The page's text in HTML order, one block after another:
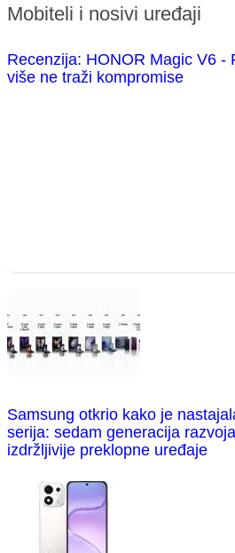
Mobiteli i nosivi uređaji
Recenzija: HONOR Magic V6 -
više ne traži kompromise
Samsung otkrio kako je
serija: sedam generacija
izdržljivije preklopne uređaje